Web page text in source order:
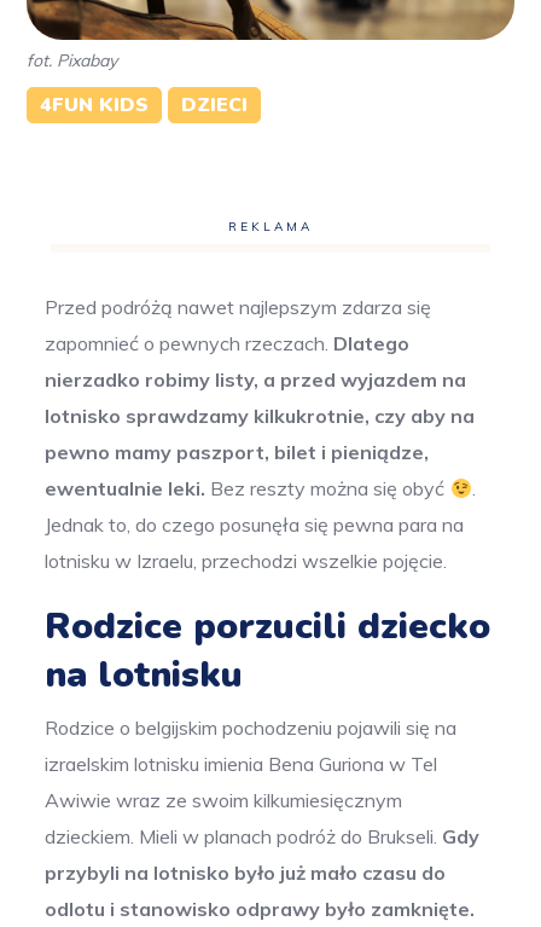
fot. Pixabay
4FUN KIDS DZIECI
REKLAMA
Przed podróżą nawet najlepszym zdarza się
zapomnieć o pewnych rzeczach. Dlatego
nierzadko robimy listy, a przed wyjazdem na
lotnisko sprawdzamy kilkukrotnie, czy aby na
pewno mamy paszport, bilet i pieniądze,
ewentualnie leki. Bez reszty można się obyć
.
Jednak to, do czego posunęła się pewna para na
lotnisku w Izraelu, przechodzi wszelkie pojęcie.
Rodzice porzucili dziecko
na lotnisku
Rodzice o belgijskim pochodzeniu pojawili się na
izraelskim lotnisku imienia Bena Guriona w Tel
Awiwie wraz ze swoim kilkumiesięcznym
dzieckiem. Mieli w planach podróż do Brukseli. Gdy
przybyli na lotnisko było już mało czasu do
odlotu i stanowisko odprawy było zamknięte.